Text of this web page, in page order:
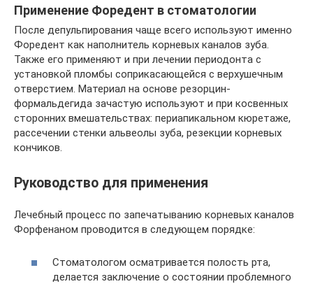
Применение Форедент в стоматологии
После депульпирования чаще всего используют именно
Форедент как наполнитель корневых каналов зуба.
Также его применяют и при лечении периодонта с
установкой пломбы соприкасающейся с верхушечным
отверстием. Материал на основе резорцин-
формальдегида зачастую используют и при косвенных
сторонних вмешательствах: периапикальном кюретаже,
рассечении стенки альвеолы зуба, резекции корневых
кончиков.
Руководство для применения
Лечебный процесс по запечатыванию корневых каналов
Форфенаном проводится в следующем порядке:
Стоматологом осматривается полость рта,
делается заключение о состоянии проблемного